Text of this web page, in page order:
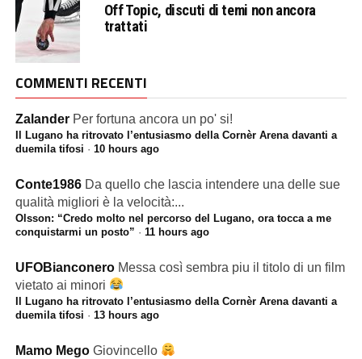
Off Topic, discuti di temi non ancora
trattati
COMMENTI RECENTI
Zalander Per fortuna ancora un po' si!
Il Lugano ha ritrovato l’entusiasmo della Cornèr Arena davanti a
duemila tifosi · 10 hours ago
Conte1986 Da quello che lascia intendere una delle sue
qualità migliori è la velocità:...
Olsson: “Credo molto nel percorso del Lugano, ora tocca a me
conquistarmi un posto” · 11 hours ago
UFOBianconero Messa così sembra piu il titolo di un film
vietato ai minori
Il Lugano ha ritrovato l’entusiasmo della Cornèr Arena davanti a
duemila tifosi · 13 hours ago
Mamo Mego Giovincello